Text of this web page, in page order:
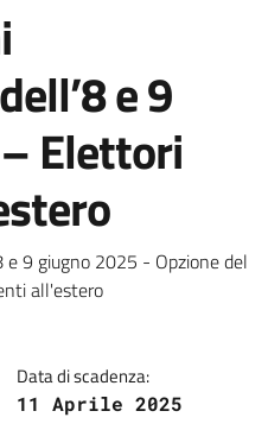
e 9
Elettori
9 giugno 2025 - Opzione del
all'estero
Data di scadenza:
11 Aprile 2025